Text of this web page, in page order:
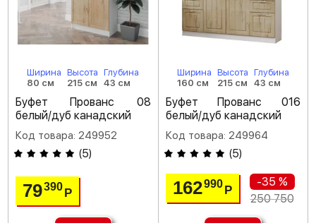
Ширина
80 см
Высота
215 см
Глубина
43 см
Буфет Прованс 08
белый/дуб канадский
Код товара: 249952
(5)
79390Р
Ширина
160 см
Высота
215 см
Глубина
43 см
Буфет Прованс 016
белый/дуб канадский
Код товара: 249964
(5)
162990 Р
-35 %
250 750